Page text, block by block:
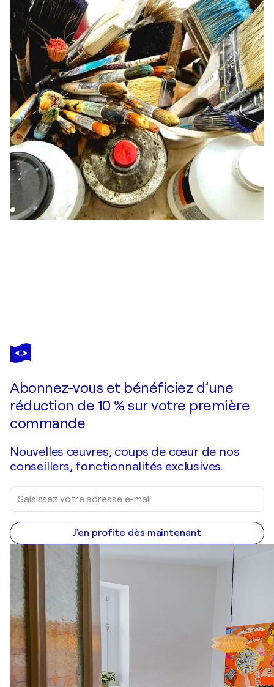
DIETER LANGER
Atlas 2
Abonnez-vous et bénéficiez d’une
réduction de 10 % sur votre première
commande
Nouvelles œuvres, coups de cœur de nos
conseillers, fonctionnalités exclusives.
J'en profite dès maintenant